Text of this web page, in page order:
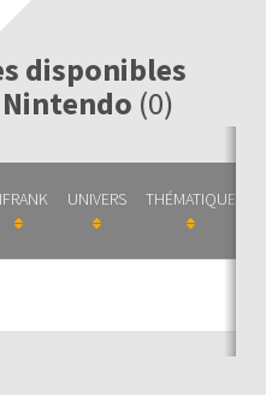
disponibles
(0)
UNIVERS THÉMATIQUE